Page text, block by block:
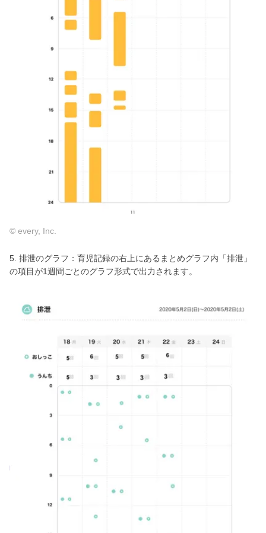
© every, Inc.
5. 排泄のグラフ：育児記録の右上にあるまとめグラフ内「排泄」
の項目が1週間ごとのグラフ形式で出力されます。